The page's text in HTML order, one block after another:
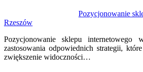
Pozycjonowanie
Rzeszów
Pozycjonowanie sklepu internetowego
zastosowania odpowiednich strategii,
zwiększenie widoczności…
wpisu